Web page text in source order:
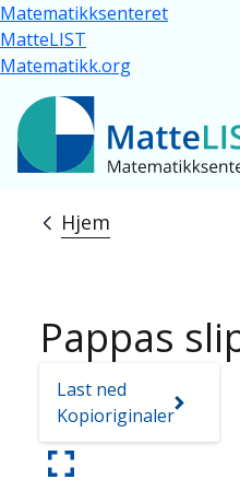
Hopp til hovedinnhold
Matematikksenteret
MatteLIST
Matematikk.org
Hjem
Pappas
Last ned
Kopioriginaler